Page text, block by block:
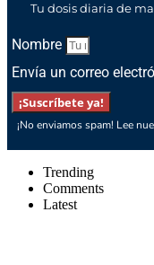
Tu dosis diaria de
Nombre
Envía un correo
¡Suscríbete ya!
¡No enviamos spam! Lee
Trending
Comments
Latest